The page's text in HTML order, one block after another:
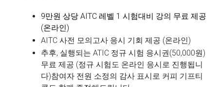
9만원 상당 AITC 레벨 1 시험대비 강의 무료 제공
(온라인)
AITC 사전 모의고사 응시 기회 제공 (온라인)
추후, 실행되는 ATIC 정규 시험 응시권(50,000원)
무료 제공 (정규 시험도 온라인 응시로 진행됩니
다)참여자 전원 소정의 감사 표시로 커피 기프티